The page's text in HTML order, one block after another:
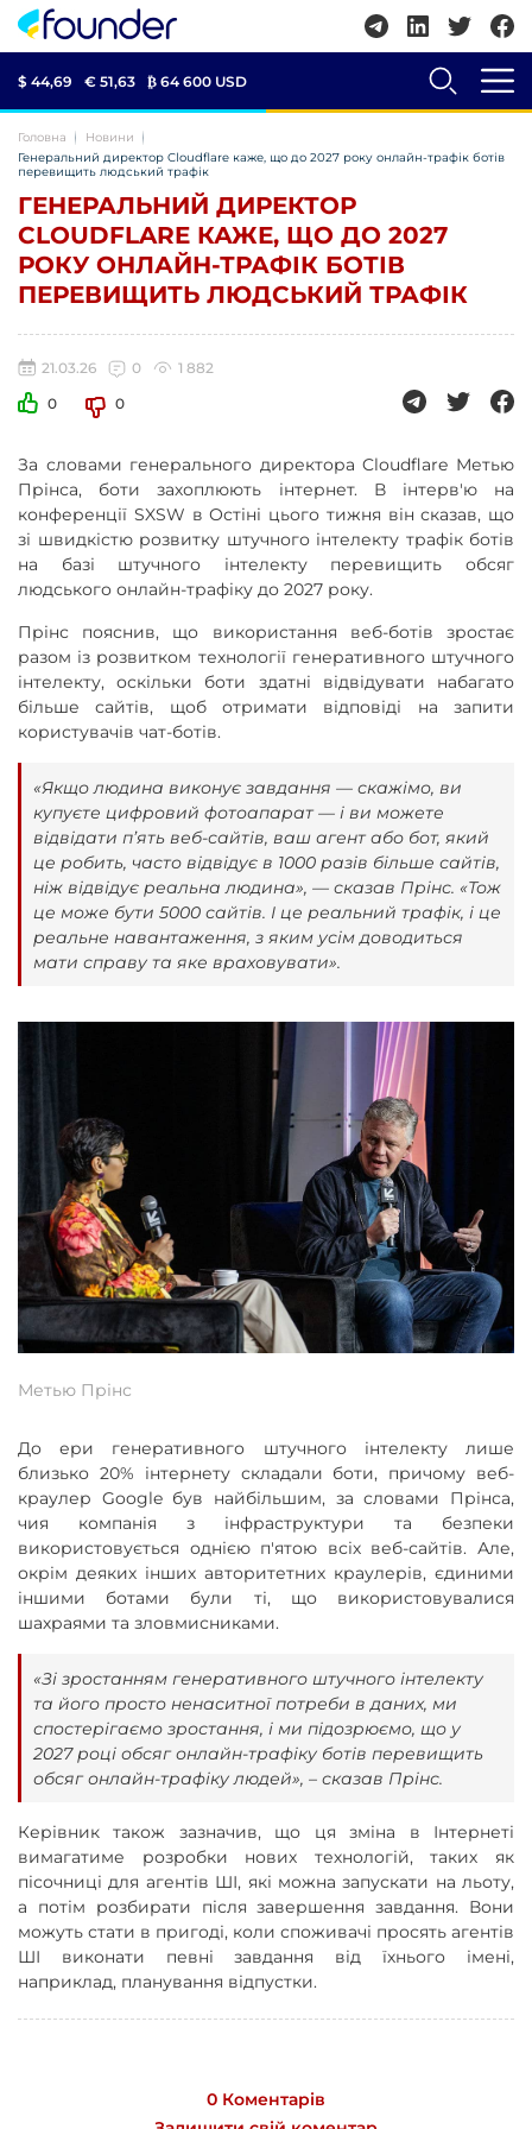
$ 44,69 € 51,63 ₿ 64 600 USD
Головна
Новини
Генеральний директор Cloudflare каже, що до 2027 року онлайн-трафік ботів
перевищить людський трафік
ГЕНЕРАЛЬНИЙ ДИРЕКТОР
CLOUDFLARE КАЖЕ, ЩО ДО 2027
РОКУ ОНЛАЙН-ТРАФІК БОТІВ
ПЕРЕВИЩИТЬ ЛЮДСЬКИЙ ТРАФІК
21.03.26 0
1 882
0
0
За словами генерального директора Cloudflare Метью
Прінса, боти захоплюють інтернет. В інтерв'ю на
конференції SXSW в Остіні цього тижня він сказав, що
зі швидкістю розвитку штучного інтелекту трафік ботів
на базі штучного інтелекту перевищить обсяг
людського онлайн-трафіку до 2027 року.
Прінс пояснив, що використання веб-ботів зростає
разом із розвитком технології генеративного штучного
інтелекту, оскільки боти здатні відвідувати набагато
більше сайтів, щоб отримати відповіді на запити
користувачів чат-ботів.
«Якщо людина виконує завдання — скажімо, ви
купуєте цифровий фотоапарат — і ви можете
відвідати п’ять веб-сайтів, ваш агент або бот, який
це робить, часто відвідує в 1000 разів більше сайтів,
ніж відвідує реальна людина», — сказав Прінс. «Тож
це може бути 5000 сайтів. І це реальний трафік, і це
реальне навантаження, з яким усім доводиться
мати справу та яке враховувати».
Метью Прінс
До ери генеративного штучного інтелекту лише
близько 20% інтернету складали боти, причому веб-
краулер Google був найбільшим, за словами Прінса,
чия компанія з інфраструктури та безпеки
використовується однією п'ятою всіх веб-сайтів. Але,
окрім деяких інших авторитетних краулерів, єдиними
іншими ботами були ті, що використовувалися
шахраями та зловмисниками.
«Зі зростанням генеративного штучного інтелекту
та його просто ненаситної потреби в даних, ми
спостерігаємо зростання, і ми підозрюємо, що у
2027 році обсяг онлайн-трафіку ботів перевищить
обсяг онлайн-трафіку людей», – сказав Прінс.
Керівник також зазначив, що ця зміна в Інтернеті
вимагатиме розробки нових технологій, таких як
пісочниці для агентів ШІ, які можна запускати на льоту,
а потім розбирати після завершення завдання. Вони
можуть стати в пригоді, коли споживачі просять агентів
ШІ виконати певні завдання від їхнього імені,
наприклад, планування відпустки.
0 Коментарів